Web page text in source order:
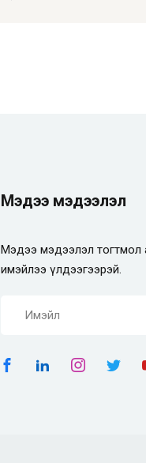
Мэдээ мэдээлэл
Мэдээ мэдээлэл тогтмол
имэйлээ үлдээгээрэй.